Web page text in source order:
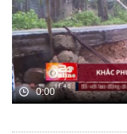
0:00